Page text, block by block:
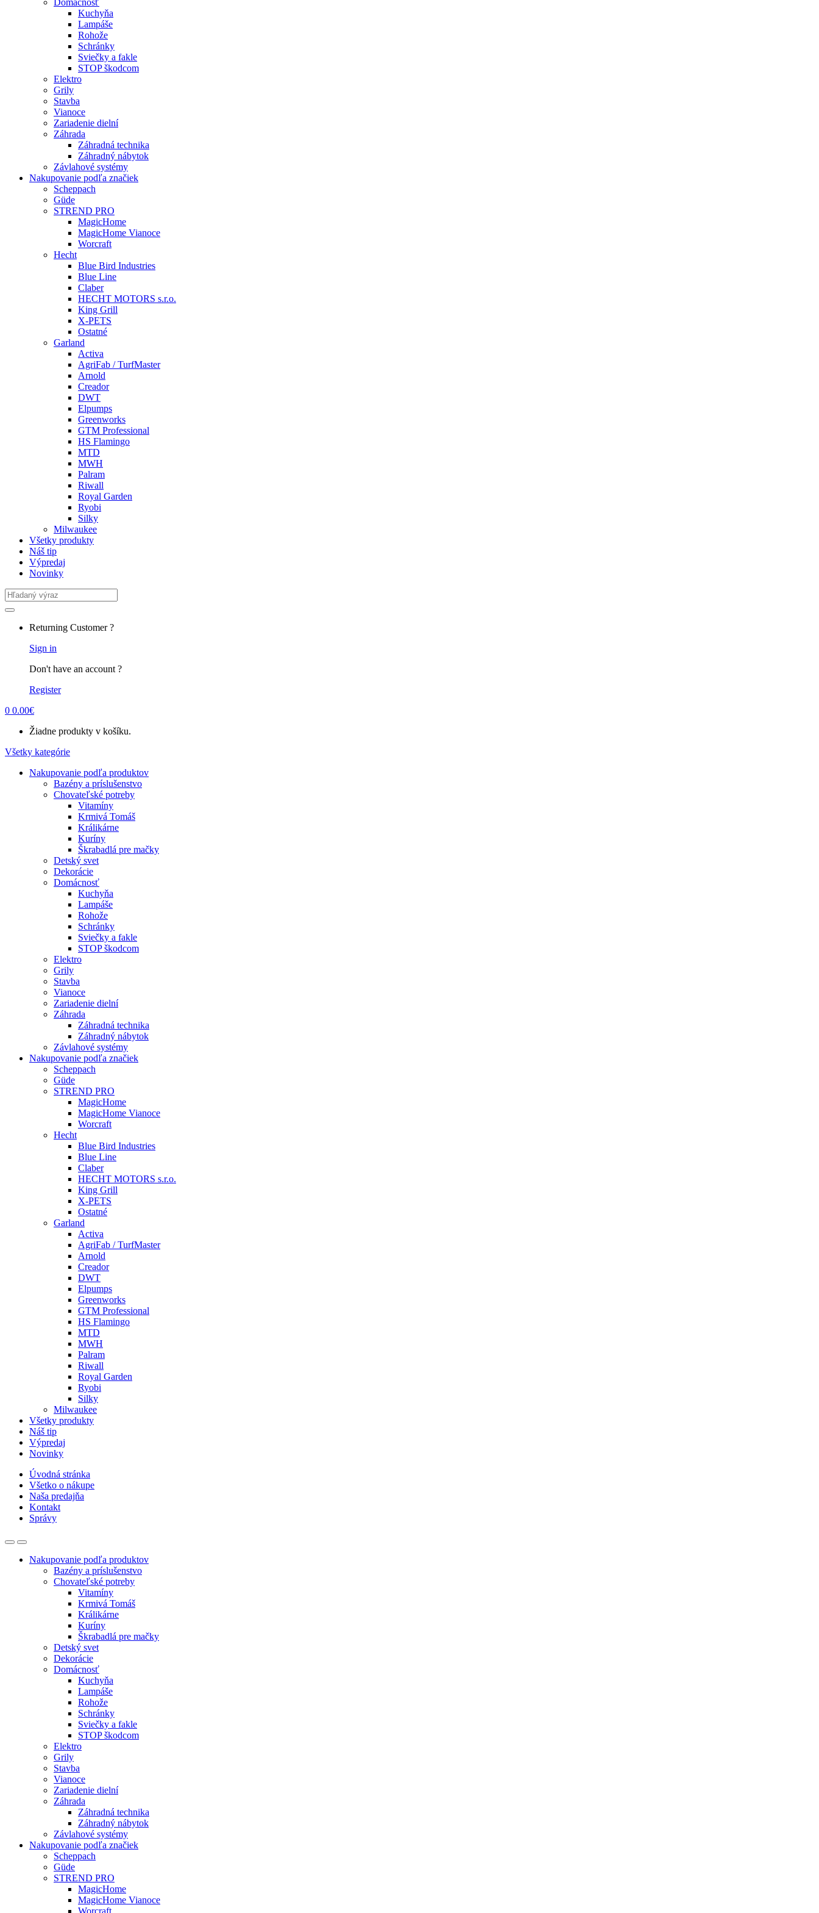
Domácnosť
Kuchyňa
Lampáše
Rohože
Schránky
Sviečky a fakle
STOP škodcom
Elektro
Grily
Stavba
Vianoce
Zariadenie dielní
Záhrada
Záhradná technika
Záhradný nábytok
Závlahové systémy
Nakupovanie podľa značiek
Scheppach
Güde
STREND PRO
MagicHome
MagicHome Vianoce
Worcraft
Hecht
Blue Bird Industries
Blue Line
Claber
HECHT MOTORS s.r.o.
King Grill
X-PETS
Ostatné
Garland
Activa
AgriFab / TurfMaster
Arnold
Creador
DWT
Elpumps
Greenworks
GTM Professional
HS Flamingo
MTD
MWH
Palram
Riwall
Royal Garden
Ryobi
Silky
Milwaukee
Všetky produkty
Náš tip
Výpredaj
Novinky
Search
for:
Returning Customer ?
Sign in
Don't have an account ?
Register
0 0.00€
Žiadne produkty v košíku.
Všetky kategórie
Nakupovanie podľa produktov
Bazény a príslušenstvo
Chovateľské potreby
Vitamíny
Krmivá Tomáš
Králikárne
Kuríny
Škrabadlá pre mačky
Detský svet
Dekorácie
Domácnosť
Kuchyňa
Lampáše
Rohože
Schránky
Sviečky a fakle
STOP škodcom
Elektro
Grily
Stavba
Vianoce
Zariadenie dielní
Záhrada
Záhradná technika
Záhradný nábytok
Závlahové systémy
Nakupovanie podľa značiek
Scheppach
Güde
STREND PRO
MagicHome
MagicHome Vianoce
Worcraft
Hecht
Blue Bird Industries
Blue Line
Claber
HECHT MOTORS s.r.o.
King Grill
X-PETS
Ostatné
Garland
Activa
AgriFab / TurfMaster
Arnold
Creador
DWT
Elpumps
Greenworks
GTM Professional
HS Flamingo
MTD
MWH
Palram
Riwall
Royal Garden
Ryobi
Silky
Milwaukee
Všetky produkty
Náš tip
Výpredaj
Novinky
Úvodná stránka
Všetko o nákupe
Naša predajňa
Kontakt
Správy
Nakupovanie podľa produktov
Bazény a príslušenstvo
Chovateľské potreby
Vitamíny
Krmivá Tomáš
Králikárne
Kuríny
Škrabadlá pre mačky
Detský svet
Dekorácie
Domácnosť
Kuchyňa
Lampáše
Rohože
Schránky
Sviečky a fakle
STOP škodcom
Elektro
Grily
Stavba
Vianoce
Zariadenie dielní
Záhrada
Záhradná technika
Záhradný nábytok
Závlahové systémy
Nakupovanie podľa značiek
Scheppach
Güde
STREND PRO
MagicHome
MagicHome Vianoce
Worcraft